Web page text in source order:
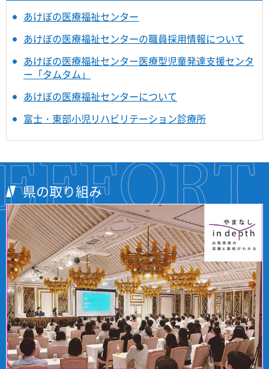
あけぼの医療福祉センター
あけぼの医療福祉センターの職員採用情報について
あけぼの医療福祉センター医療型児童発達支援センタ
ー「タムタム」
あけぼの医療福祉センターについて
富士・東部小児リハビリテーション診療所
県の取り組み